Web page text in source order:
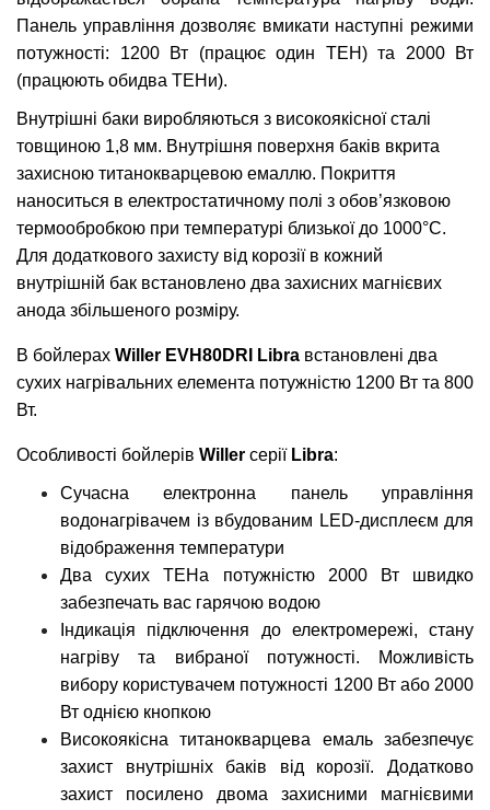
Панель управління дозволяє вмикати наступні режими
потужності: 1200 Вт (працює один ТЕН) та 2000 Вт
(працюють обидва ТЕНи).
Внутрішні баки виробляються з високоякісної сталі
товщиною 1,8 мм. Внутрішня поверхня баків вкрита
захисною титанокварцевою емаллю. Покриття
наноситься в електростатичному полі з обов’язковою
термообробкою при температурі близької до 1000°С.
Для додаткового захисту від корозії в кожний
внутрішній бак встановлено два захисних магнієвих
анода збільшеного розміру.
В бойлерах Willer EVH80DRI Libra встановлені два
сухих нагрівальних елемента потужністю 1200 Вт та 800
Вт.
Особливості бойлерів Willer серії Libra:
Сучасна електронна панель управління
водонагрівачем із вбудованим LED-дисплеєм для
відображення температури
Два сухих ТЕНа потужністю 2000 Вт швидко
забезпечать вас гарячою водою
Індикація підключення до електромережі, стану
нагріву та вибраної потужності. Можливість
вибору користувачем потужності 1200 Вт або 2000
Вт однією кнопкою
Високоякісна титанокварцева емаль забезпечує
захист внутрішніх баків від корозії. Додатково
захист посилено двома захисними магнієвими